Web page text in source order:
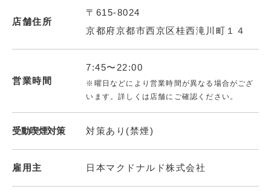
店舗住所
〒615-8024
京都府京都市西京区桂西滝川町１４
営業時間
7:45〜22:00
※曜日などにより営業時間が異なる場合がござ
います。詳しくは店舗にご確認ください。
受動喫煙対策 対策あり(禁煙)
雇用主 日本マクドナルド株式会社